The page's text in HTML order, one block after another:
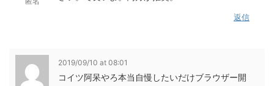
返信
2019/09/10 at 08:01
コイツ阿呆やろ本当自慢したいだけブラウザー開